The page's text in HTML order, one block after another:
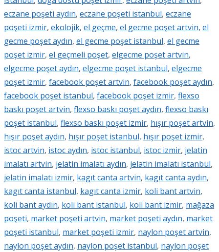
eczane poşeti aydın, eczane poşeti istanbul, eczane
poşeti izmir, ekolojik, el geçme, el gecme poşet artvin, el
gecme poşet aydın, el gecme poşet istanbul, el gecme
poşet izmir, el geçmeli poşet, elgecme poşet artvin,
elgecme poşet aydın, elgecme poşet istanbul, elgecme
poşet izmir, facebook poşet artvin, facebook poşet aydın,
facebook poşet istanbul, facebook poşet izmir, flexso
baskı poşet artvin, flexso baskı poşet aydın, flexso baskı
poşet istanbul, flexso baskı poşet izmir, hışır poşet artvin,
hışır poşet aydın, hışır poşet istanbul, hışır poşet izmir,
istoc artvin, istoc aydın, istoc istanbul, istoc izmir, jelatin
imalatı artvin, jelatin imalatı aydın, jelatin imalatı istanbul,
jelatin imalatı izmir, kagıt canta artvin, kagıt canta aydın,
kagıt canta istanbul, kagıt canta izmir, koli bant artvin,
koli bant aydın, koli bant istanbul, koli bant izmir, mağaza
poşeti, market poşeti artvin, market poşeti aydın, market
poşeti istanbul, market poşeti izmir, naylon poşet artvin,
naylon poşet aydın, naylon poşet istanbul, naylon poşet